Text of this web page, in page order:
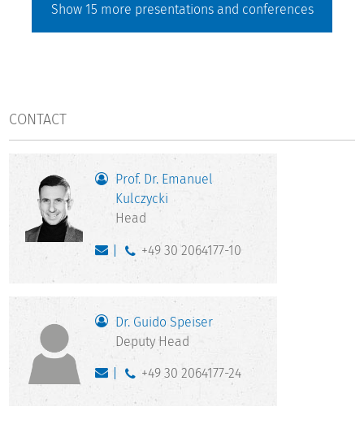
Show 15 more presentations and conferences
CONTACT
Prof. Dr. Emanuel
Kulczycki
Head
+49 30 2064177-10
Dr. Guido Speiser
Deputy Head
+49 30 2064177-24